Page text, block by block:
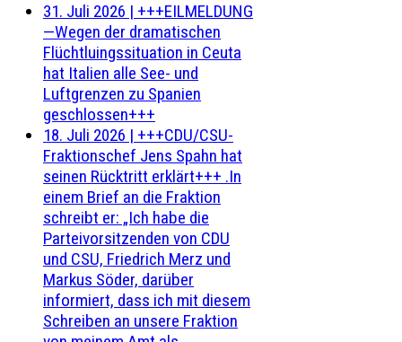
31. Juli 2026 | +++EILMELDUNG
—Wegen der dramatischen
Flüchtluingssituation in Ceuta
hat Italien alle See- und
Luftgrenzen zu Spanien
geschlossen+++
18. Juli 2026 | +++CDU/CSU-
Fraktionschef Jens Spahn hat
seinen Rücktritt erklärt+++ .In
einem Brief an die Fraktion
schreibt er: „Ich habe die
Parteivorsitzenden von CDU
und CSU, Friedrich Merz und
Markus Söder, darüber
informiert, dass ich mit diesem
Schreiben an unsere Fraktion